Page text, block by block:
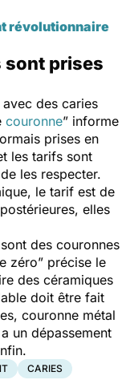
révolutionnaire
sont prises
des caries
couronne” informe
prises en
les tarifs sont
les respecter.
le tarif est de
elles
sont des couronnes
zéro” précise le
des céramiques
doit être fait
couronne métal
un dépassement
CARIES